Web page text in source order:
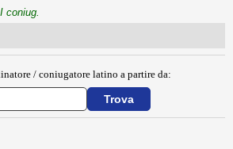
coniug.
/ coniugatore latino a partire da: